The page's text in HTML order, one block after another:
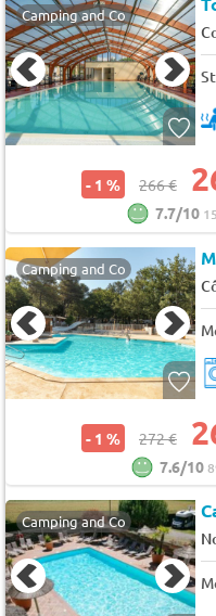
Camping and Co
- 1 % 266 €
7.7/10
Camping and Co
- 1 % 272 €
7.6/10
Camping and Co